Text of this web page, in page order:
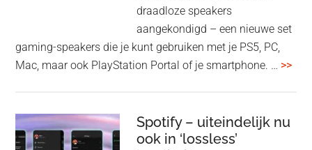
draadloze speakers
aangekondigd – een nieuwe set
gaming-speakers die je kunt gebruiken met je PS5, PC,
Mac, maar ook PlayStation Portal of je smartphone. … >>
Spotify – uiteindelijk nu
ook in ‘lossless’